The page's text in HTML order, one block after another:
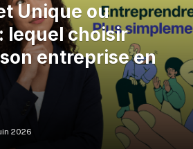
Unique ou
lequel choisir
entreprise en
2026